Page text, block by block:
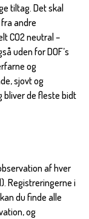
tiltag. Det skal
andre
CO2 neutral –
uden for DOF’s
og
sjovt og
bliver de fleste bidt
af hver
Registreringerne i
du finde alle
og